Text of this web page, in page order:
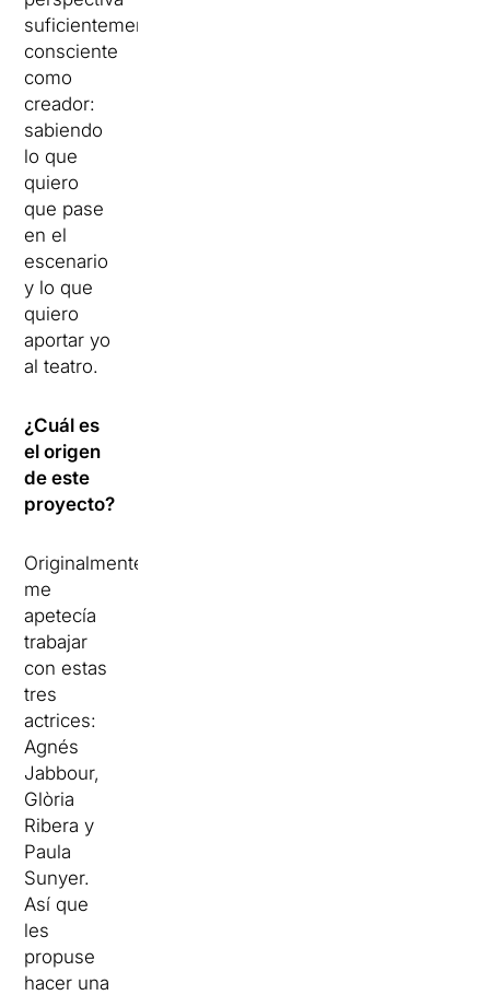
suficientemente
consciente
como
creador:
sabiendo
lo que
quiero
que pase
en el
escenario
y lo que
quiero
aportar yo
al teatro.
¿Cuál es
el origen
de este
proyecto?
Originalmente,
me
apetecía
trabajar
con estas
tres
actrices:
Agnés
Jabbour,
Glòria
Ribera y
Paula
Sunyer.
Así que
les
propuse
hacer una